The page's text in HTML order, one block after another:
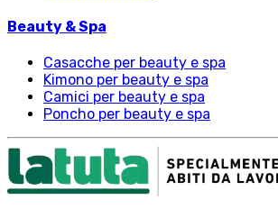
Beauty & Spa
Casacche per beauty e spa
Kimono per beauty e spa
Camici per beauty e spa
Poncho per beauty e spa